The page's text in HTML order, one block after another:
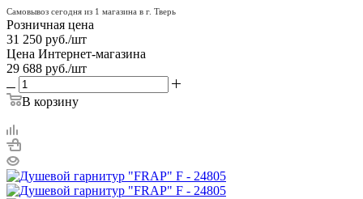
Самовывоз сегодня из 1 магазина в г. Тверь
Розничная цена
31 250 руб./шт
Цена Интернет-магазина
29 688 руб./шт
В корзину